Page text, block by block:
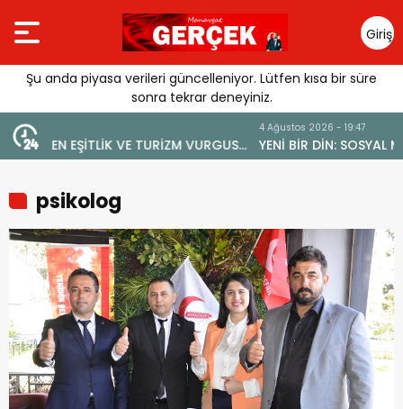
Giriş
Yap
Şu anda piyasa verileri güncelleniyor. Lütfen kısa bir süre
sonra tekrar deneyiniz.
YENİ BİR DİN: SOSYAL MEDYA
psikolog